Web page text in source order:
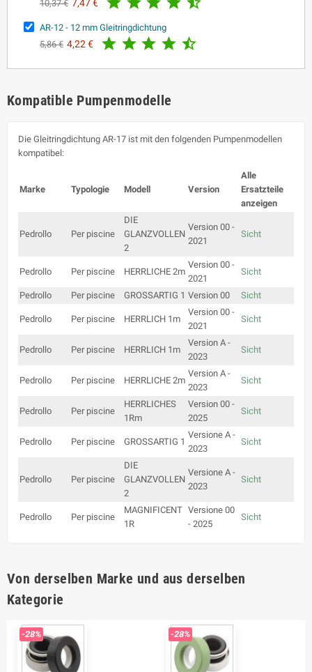
10,37 € 7,47 €
AR-12 - 12 mm Gleitringdichtung
5,86 € 4,22 €     
Kompatible Pumpenmodelle
Die Gleitringdichtung AR-17 ist mit den folgenden Pumpenmodellen
kompatibel:
Marke Typologie Modell Version
Alle
Ersatzteile
anzeigen
Pedrollo Per piscine
DIE
GLANZVOLLEN
2
Version 00 -
2021
Sicht
Pedrollo Per piscine HERRLICHE 2m
Version 00 -
2021
Sicht
Pedrollo Per piscine GROSSARTIG 1 Version 00 Sicht
Pedrollo Per piscine HERRLICH 1m
Version 00 -
2021
Sicht
Pedrollo Per piscine HERRLICH 1m
Version A -
2023
Sicht
Pedrollo Per piscine HERRLICHE 2m
Version A -
2023
Sicht
Pedrollo Per piscine
HERRLICHES
1Rm
Version 00 -
2025
Sicht
Pedrollo Per piscine GROSSARTIG 1
Versione A -
2023
Sicht
Pedrollo Per piscine
DIE
GLANZVOLLEN
2
Versione A -
2023
Sicht
Pedrollo Per piscine
MAGNIFICENT
1R
Versione 00
- 2025
Sicht
Von derselben Marke und aus derselben
Kategorie
-28% -28%